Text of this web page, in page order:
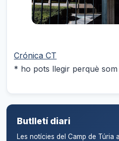
Crónica CT
* ho pots llegir perquè
Butlletí diari
Les notícies del Camp de Túria